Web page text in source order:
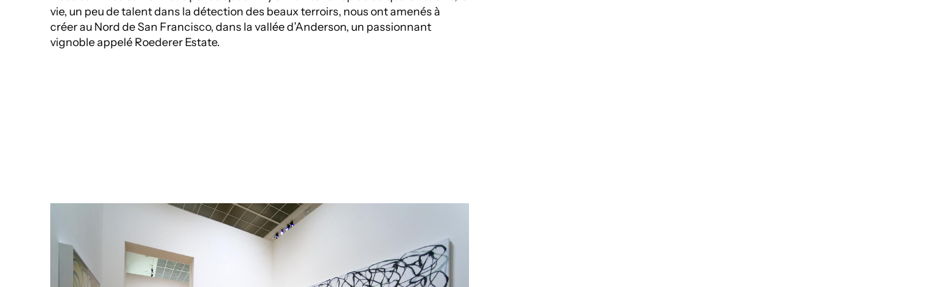
vie, un peu de talent dans la détection des beaux terroirs, nous ont amenés à
créer au Nord de San Francisco, dans la vallée d’Anderson, un passionnant
vignoble appelé Roederer Estate.